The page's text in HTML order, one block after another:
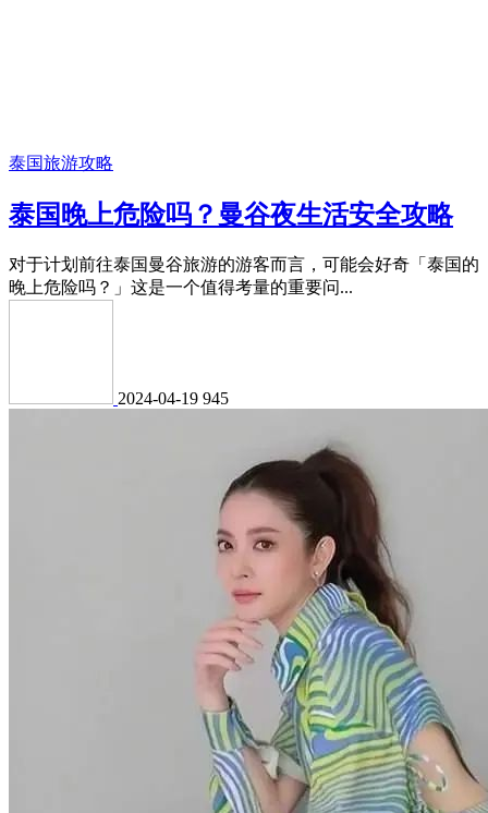
泰国旅游攻略
泰国晚上危险吗？曼谷夜生活安全攻略
对于计划前往泰国曼谷旅游的游客而言，可能会好奇「泰国的
晚上危险吗？」这是一个值得考量的重要问...
2024-04-19 945